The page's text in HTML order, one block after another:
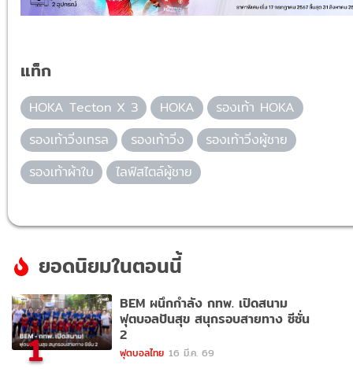
แท็ก
HOKA Tecton X 3 HOKA
รองเท้า HOKA
รองเท้าวิ่งเทรล
รองเท้าวิ่ง
รองเท้าวิ่งผู้ชาย
รองเท้าผ้าใบ
ไลฟ์สไตล์ผู้ชาย
ยอดนิยมในตอนนี้
1
BEM ผนึกกำลัง กทพ. เปิดสนาม
ฟุตบอลปันสุข สนุกรอบสายทาง ซีซั่น
2
ฟุตบอลไทย 16 มี.ค. 69